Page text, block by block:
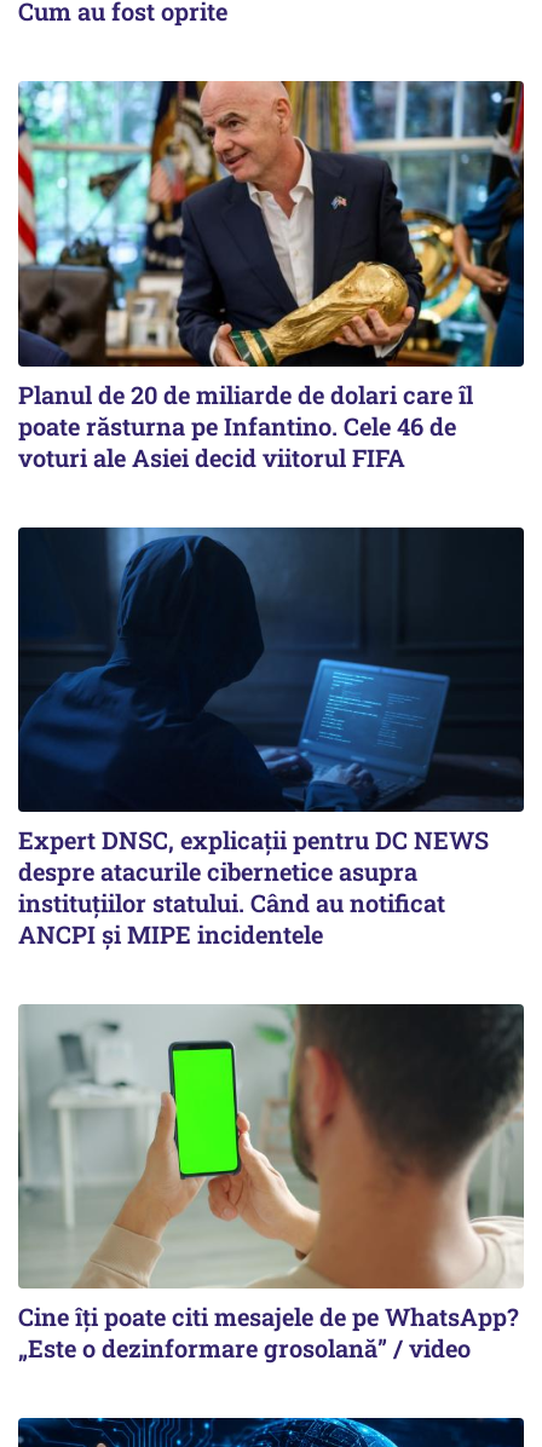
Cum au fost oprite
Planul de 20 de miliarde de dolari care îl
poate răsturna pe Infantino. Cele 46 de
voturi ale Asiei decid viitorul FIFA
Expert DNSC, explicații pentru DC NEWS
despre atacurile cibernetice asupra
instituțiilor statului. Când au notificat
ANCPI și MIPE incidentele
Cine îți poate citi mesajele de pe WhatsApp?
„Este o dezinformare grosolană” / video